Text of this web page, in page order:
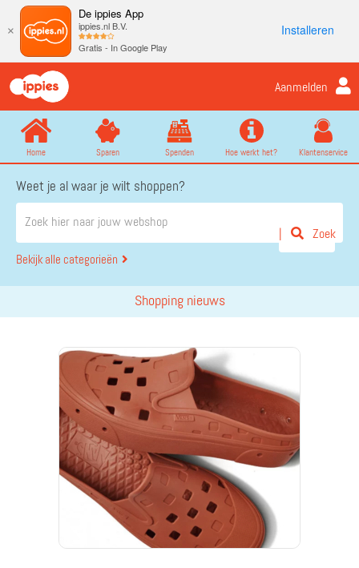
×
De ippies App
ippies.nl B.V.
Gratis - In Google Play
Installeren
Aanmelden
Home Sparen Spenden Hoe werkt het? Klantenservice
Weet je al waar je wilt shoppen?
Bekijk alle categorieën
Zoek
Shopping nieuws